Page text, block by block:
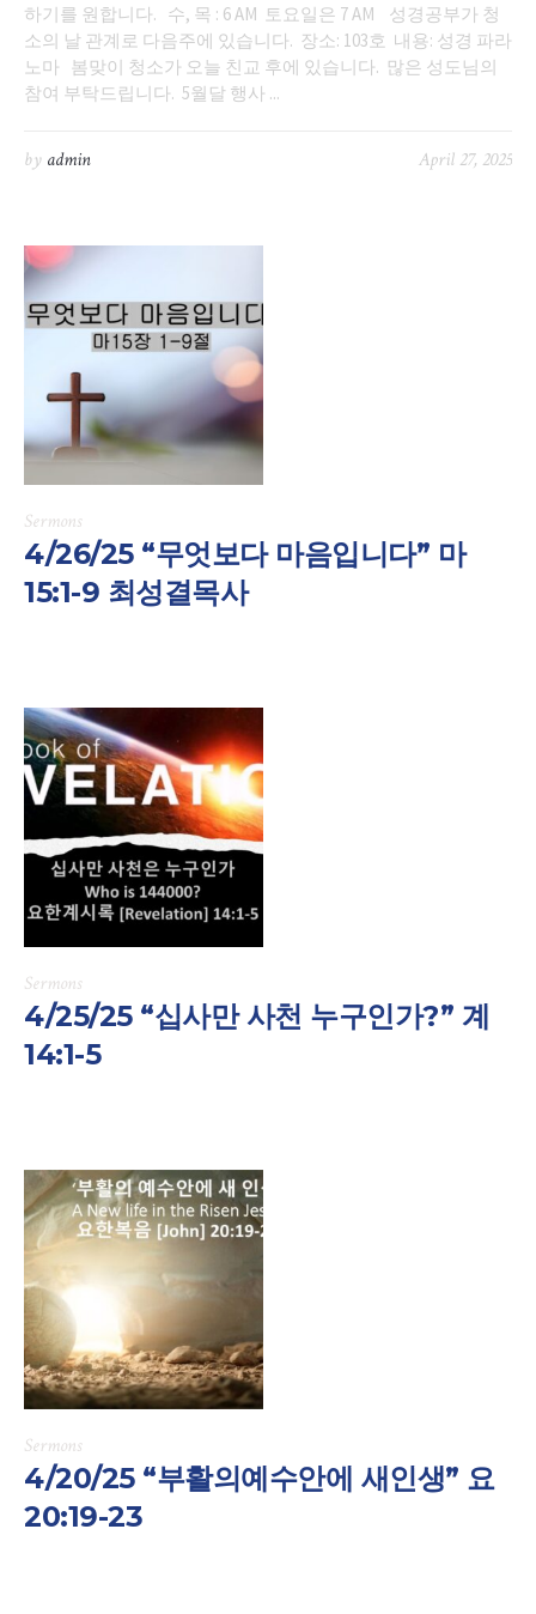
하기를 원합니다. 수, 목 : 6 AM 토요일은 7 AM 성경공부가 청
소의 날 관계로 다음주에 있습니다. 장소: 103호 내용: 성경 파라
노마 봄맞이 청소가 오늘 친교 후에 있습니다. 많은 성도님의
참여 부탁드립니다. 5월달 행사 ...
April 27, 2025
by admin
Sermons
4/26/25 “무엇보다 마음입니다” 마
15:1-9 최성결목사
Sermons
4/25/25 “십사만 사천 누구인가?” 계
14:1-5
Sermons
4/20/25 “부활의예수안에 새인생” 요
20:19-23